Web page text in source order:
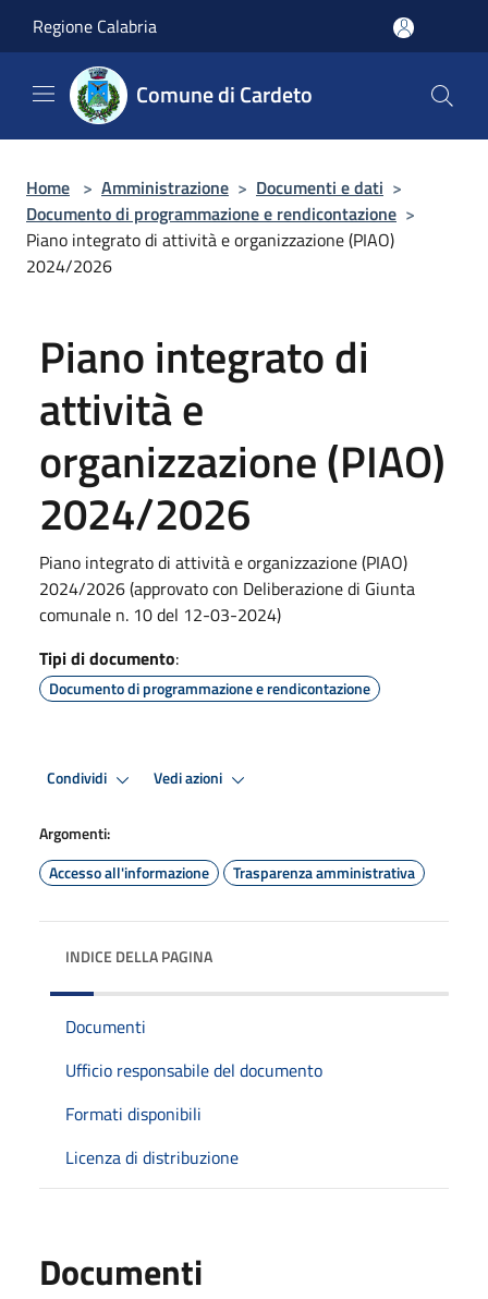
Regione Calabria
Comune di Cardeto
Home > Amministrazione > Documenti e dati >
Documento di programmazione e rendicontazione >
Piano integrato di attività e organizzazione (PIAO)
2024/2026
Piano integrato di
attività e
organizzazione (PIAO)
2024/2026
Piano integrato di attività e organizzazione (PIAO)
2024/2026 (approvato con Deliberazione di Giunta
comunale n. 10 del 12-03-2024)
Tipi di documento:
Documento di programmazione e rendicontazione
Condividi Vedi azioni
Argomenti:
Accesso all'informazione
Trasparenza amministrativa
INDICE DELLA PAGINA
Documenti
Ufficio responsabile del documento
Formati disponibili
Licenza di distribuzione
Documenti